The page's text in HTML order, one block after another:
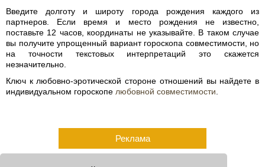
Введите долготу и широту города рождения каждого из
партнеров. Если время и место рождения не известно,
поставьте 12 часов, координаты не указывайте. В таком случае
вы получите упрощенный вариант гороскопа совместимости, но
на точности текстовых интерпретаций это скажется
незначительно.
Ключ к любовно-эротической стороне отношений вы найдете в
индивидуальном гороскопе любовной совместимости
Реклама